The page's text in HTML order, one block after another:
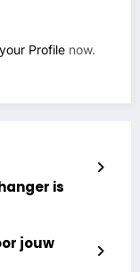
Profile now.
is
jouw